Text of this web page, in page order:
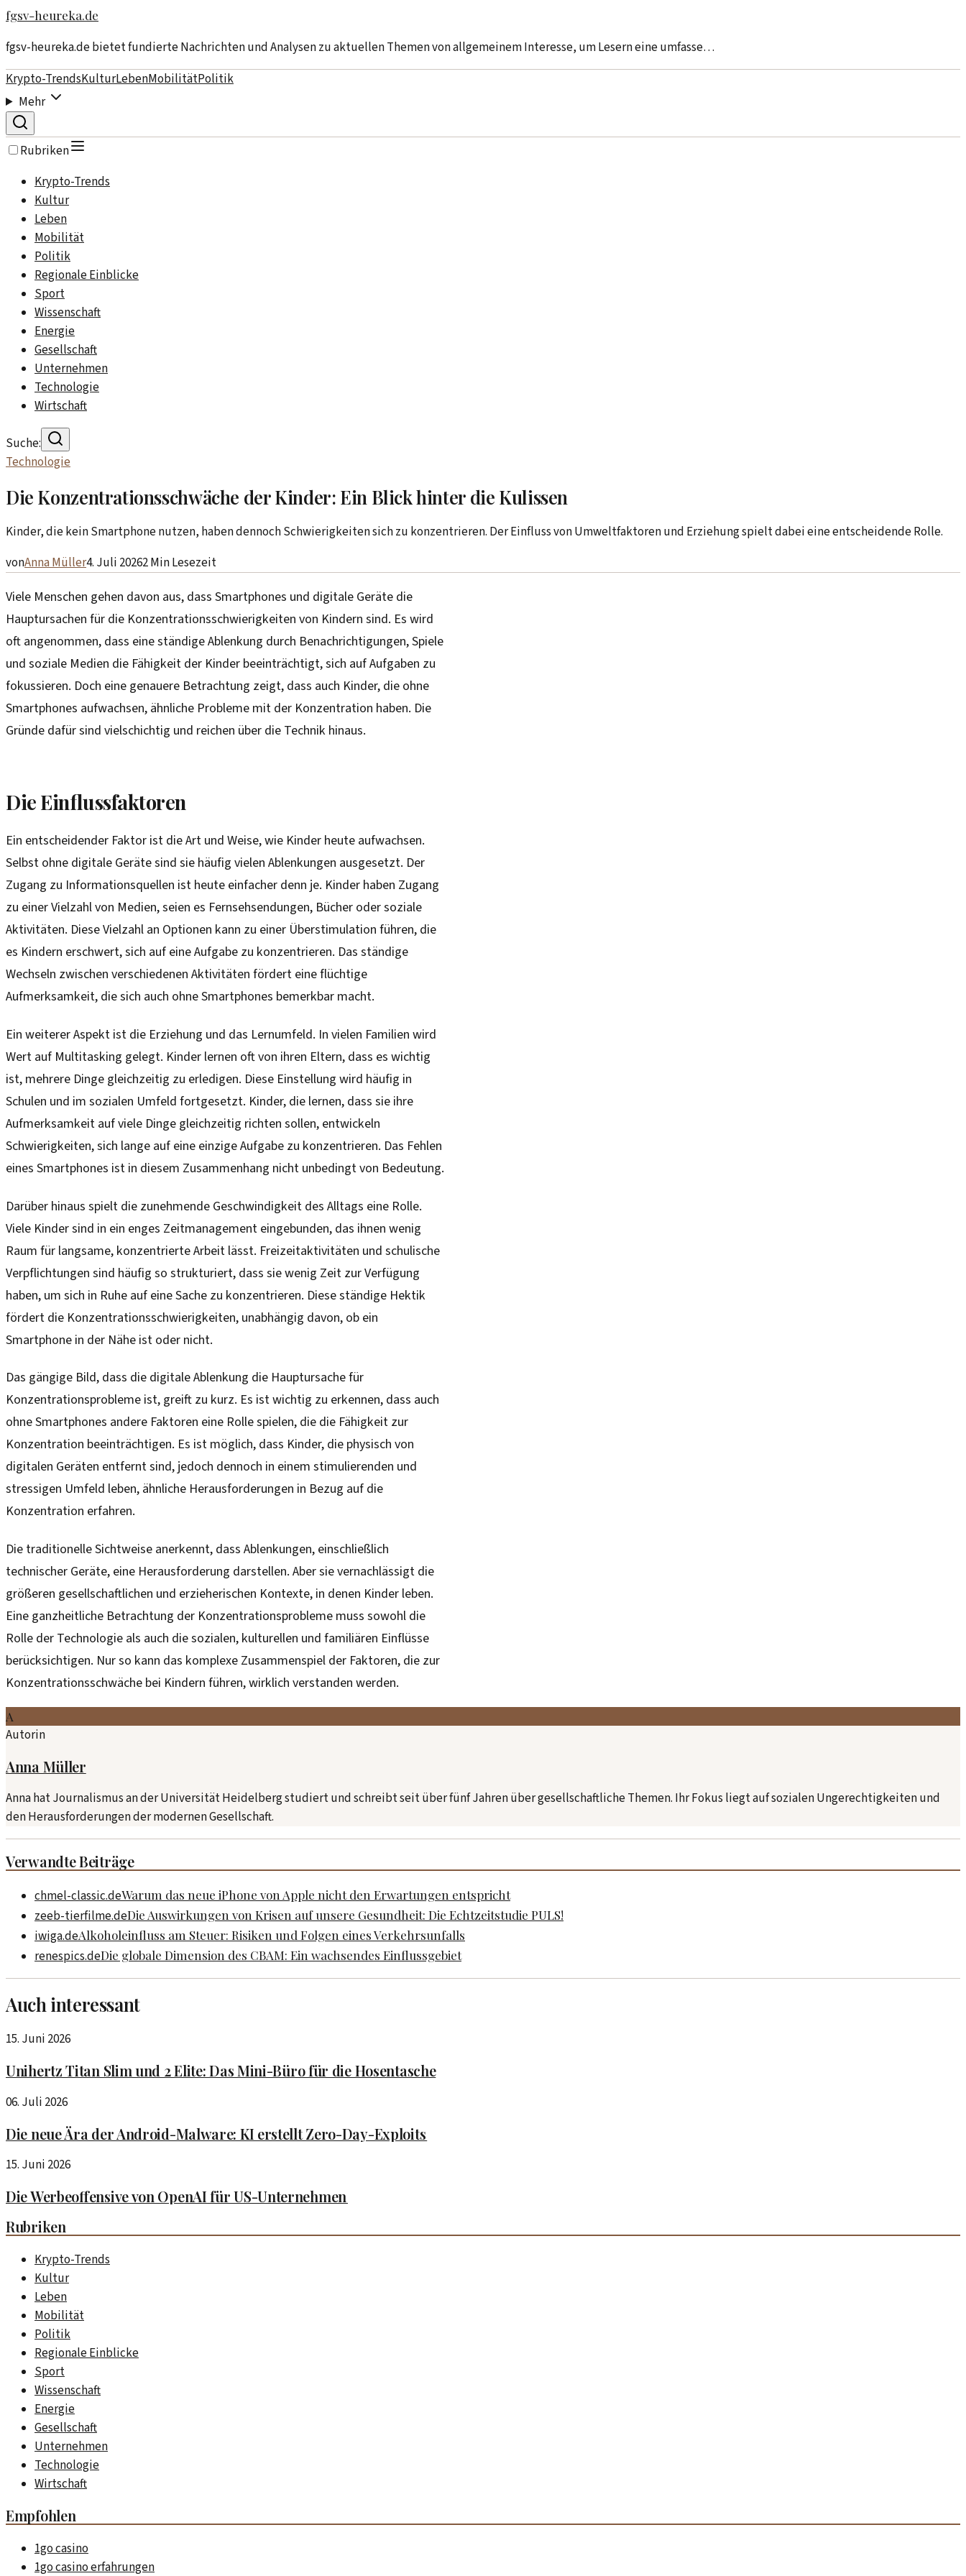
fgsv-heureka.de
fgsv-heureka.de bietet fundierte Nachrichten und Analysen zu aktuellen Themen von allgemeinem Interesse, um Lesern eine umfasse…
Krypto-TrendsKulturLebenMobilitätPolitik
Mehr
Rubriken
Krypto-Trends
Kultur
Leben
Mobilität
Politik
Regionale Einblicke
Sport
Wissenschaft
Energie
Gesellschaft
Unternehmen
Technologie
Wirtschaft
Suche:
Technologie
Die Konzentrationsschwäche der Kinder: Ein Blick hinter die Kulissen
Kinder, die kein Smartphone nutzen, haben dennoch Schwierigkeiten sich zu konzentrieren. Der Einfluss von Umweltfaktoren und Erziehung spielt dabei eine entscheidende Rolle.
vonAnna Müller4. Juli 20262Min Lesezeit
Viele Menschen gehen davon aus, dass Smartphones und digitale Geräte die
Hauptursachen für die Konzentrationsschwierigkeiten von Kindern sind. Es wird
oft angenommen, dass eine ständige Ablenkung durch Benachrichtigungen, Spiele
und soziale Medien die Fähigkeit der Kinder beeinträchtigt, sich auf Aufgaben zu
fokussieren. Doch eine genauere Betrachtung zeigt, dass auch Kinder, die ohne
Smartphones aufwachsen, ähnliche Probleme mit der Konzentration haben. Die
Gründe dafür sind vielschichtig und reichen über die Technik hinaus.
Die Einflussfaktoren
Ein entscheidender Faktor ist die Art und Weise, wie Kinder heute aufwachsen.
Selbst ohne digitale Geräte sind sie häufig vielen Ablenkungen ausgesetzt. Der
Zugang zu Informationsquellen ist heute einfacher denn je. Kinder haben Zugang
zu einer Vielzahl von Medien, seien es Fernsehsendungen, Bücher oder soziale
Aktivitäten. Diese Vielzahl an Optionen kann zu einer Überstimulation führen, die
es Kindern erschwert, sich auf eine Aufgabe zu konzentrieren. Das ständige
Wechseln zwischen verschiedenen Aktivitäten fördert eine flüchtige
Aufmerksamkeit, die sich auch ohne Smartphones bemerkbar macht.
Ein weiterer Aspekt ist die Erziehung und das Lernumfeld. In vielen Familien wird
Wert auf Multitasking gelegt. Kinder lernen oft von ihren Eltern, dass es wichtig
ist, mehrere Dinge gleichzeitig zu erledigen. Diese Einstellung wird häufig in
Schulen und im sozialen Umfeld fortgesetzt. Kinder, die lernen, dass sie ihre
Aufmerksamkeit auf viele Dinge gleichzeitig richten sollen, entwickeln
Schwierigkeiten, sich lange auf eine einzige Aufgabe zu konzentrieren. Das Fehlen
eines Smartphones ist in diesem Zusammenhang nicht unbedingt von Bedeutung.
Darüber hinaus spielt die zunehmende Geschwindigkeit des Alltags eine Rolle.
Viele Kinder sind in ein enges Zeitmanagement eingebunden, das ihnen wenig
Raum für langsame, konzentrierte Arbeit lässt. Freizeitaktivitäten und schulische
Verpflichtungen sind häufig so strukturiert, dass sie wenig Zeit zur Verfügung
haben, um sich in Ruhe auf eine Sache zu konzentrieren. Diese ständige Hektik
fördert die Konzentrationsschwierigkeiten, unabhängig davon, ob ein
Smartphone in der Nähe ist oder nicht.
Das gängige Bild, dass die digitale Ablenkung die Hauptursache für
Konzentrationsprobleme ist, greift zu kurz. Es ist wichtig zu erkennen, dass auch
ohne Smartphones andere Faktoren eine Rolle spielen, die die Fähigkeit zur
Konzentration beeinträchtigen. Es ist möglich, dass Kinder, die physisch von
digitalen Geräten entfernt sind, jedoch dennoch in einem stimulierenden und
stressigen Umfeld leben, ähnliche Herausforderungen in Bezug auf die
Konzentration erfahren.
Die traditionelle Sichtweise anerkennt, dass Ablenkungen, einschließlich
technischer Geräte, eine Herausforderung darstellen. Aber sie vernachlässigt die
größeren gesellschaftlichen und erzieherischen Kontexte, in denen Kinder leben.
Eine ganzheitliche Betrachtung der Konzentrationsprobleme muss sowohl die
Rolle der Technologie als auch die sozialen, kulturellen und familiären Einflüsse
berücksichtigen. Nur so kann das komplexe Zusammenspiel der Faktoren, die zur
Konzentrationsschwäche bei Kindern führen, wirklich verstanden werden.
A
Autorin
Anna Müller
Anna hat Journalismus an der Universität Heidelberg studiert und schreibt seit über fünf Jahren über gesellschaftliche Themen. Ihr Fokus liegt auf sozialen Ungerechtigkeiten und
den Herausforderungen der modernen Gesellschaft.
Verwandte Beiträge
chmel-classic.deWarum das neue iPhone von Apple nicht den Erwartungen entspricht
zeeb-tierfilme.deDie Auswirkungen von Krisen auf unsere Gesundheit: Die Echtzeitstudie PULS!
iwiga.deAlkoholeinfluss am Steuer: Risiken und Folgen eines Verkehrsunfalls
renespics.deDie globale Dimension des CBAM: Ein wachsendes Einflussgebiet
Auch interessant
15. Juni 2026
Unihertz Titan Slim und 2 Elite: Das Mini-Büro für die Hosentasche
06. Juli 2026
Die neue Ära der Android-Malware: KI erstellt Zero-Day-Exploits
15. Juni 2026
Die Werbeoffensive von OpenAI für US-Unternehmen
Rubriken
Krypto-Trends
Kultur
Leben
Mobilität
Politik
Regionale Einblicke
Sport
Wissenschaft
Energie
Gesellschaft
Unternehmen
Technologie
Wirtschaft
Empfohlen
1go casino
1go casino erfahrungen